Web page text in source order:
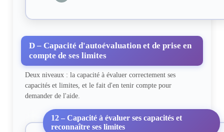
D – Capacité d'autoévaluation et de prise en
compte de ses limites
Deux niveaux : la capacité à évaluer correctement ses
capacités et limites, et le fait d'en tenir compte pour
demander de l'aide.
12 – Capacité à évaluer ses capacités et
reconnaître ses limites